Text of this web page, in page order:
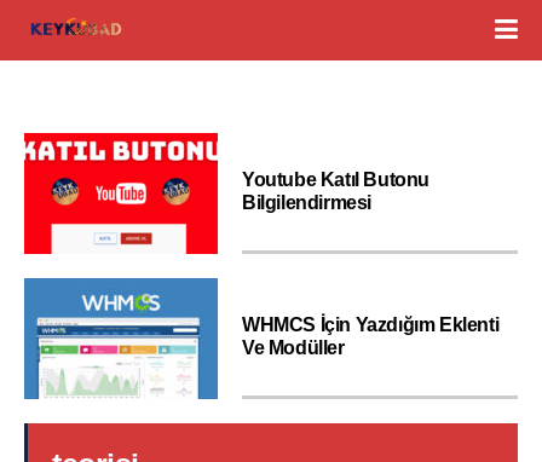
Youtube Katıl Butonu
Bilgilendirmesi
WHMCS İçin Yazdığım Eklenti
Ve Modüller